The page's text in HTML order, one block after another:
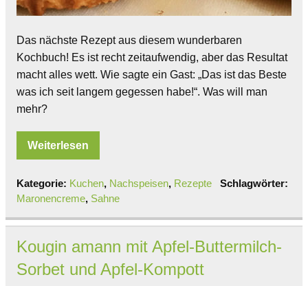
Das nächste Rezept aus diesem wunderbaren
Kochbuch! Es ist recht zeitaufwendig, aber das Resultat
macht alles wett. Wie sagte ein Gast: „Das ist das Beste
was ich seit langem gegessen habe!“. Was will man
mehr?
Weiterlesen
Kategorie: Kuchen, Nachspeisen, Rezepte
Schlagwörter:
Maronencreme, Sahne
Kougin amann mit Apfel-Buttermilch-
Sorbet und Apfel-Kompott